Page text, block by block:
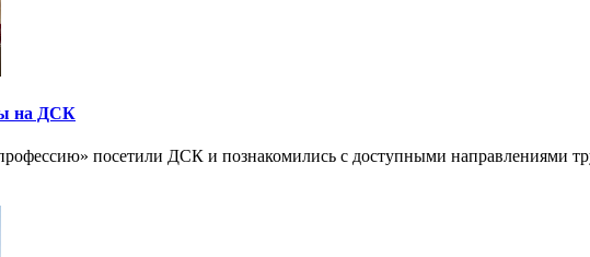
на ДСК
посетили ДСК и познакомились с доступными направлениями